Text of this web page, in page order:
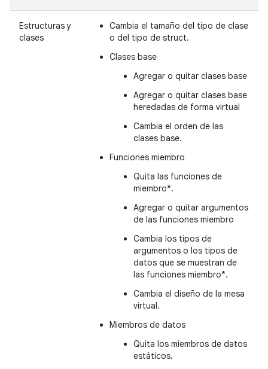
Estructuras y
clases
Cambia el tamaño del tipo de clase
o del tipo de struct.
Clases base
Agregar o quitar clases base
Agregar o quitar clases base
heredadas de forma virtual
Cambia el orden de las
clases base.
Funciones miembro
Quita las funciones de
miembro*.
Agregar o quitar argumentos
de las funciones miembro
Cambia los tipos de
argumentos o los tipos de
datos que se muestran de
las funciones miembro*.
Cambia el diseño de la mesa
virtual.
Miembros de datos
Quita los miembros de datos
estáticos.